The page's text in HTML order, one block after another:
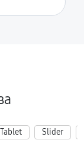
Tablet Slider